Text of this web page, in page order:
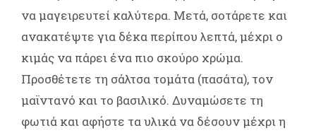
να μαγειρευτεί καλύτερα. Μετά, σοτάρετε και
ανακατέψτε για δέκα περίπου λεπτά, μέχρι ο
κιμάς να πάρει ένα πιο σκούρο χρώμα.
Προσθέτετε τη σάλτσα τομάτα (πασάτα), τον
μαϊντανό και το βασιλικό. Δυναμώσετε τη
φωτιά και αφήστε τα υλικά να δέσουν μέχρι η